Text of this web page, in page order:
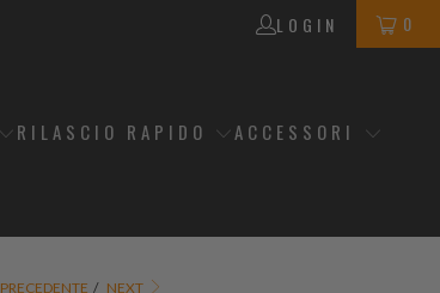
LOGIN 0
RILASCIO RAPIDO ACCESSORI
PRECEDENTE / NEXT